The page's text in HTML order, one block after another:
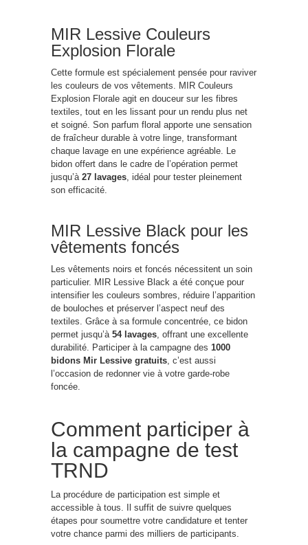
MIR Lessive Couleurs
Explosion Florale
Cette formule est spécialement pensée pour raviver
les couleurs de vos vêtements. MIR Couleurs
Explosion Florale agit en douceur sur les fibres
textiles, tout en les lissant pour un rendu plus net
et soigné. Son parfum floral apporte une sensation
de fraîcheur durable à votre linge, transformant
chaque lavage en une expérience agréable. Le
bidon offert dans le cadre de l’opération permet
jusqu’à 27 lavages , idéal pour tester pleinement
son efficacité.
MIR Lessive Black pour les
vêtements foncés
Les vêtements noirs et foncés nécessitent un soin
particulier. MIR Lessive Black a été conçue pour
intensifier les couleurs sombres, réduire l’apparition
de bouloches et préserver l’aspect neuf des
textiles. Grâce à sa formule concentrée, ce bidon
permet jusqu’à 54 lavages , offrant une excellente
durabilité. Participer à la campagne des 1000
bidons Mir Lessive gratuits , c’est aussi
l’occasion de redonner vie à votre garde-robe
foncée.
Comment participer à
la campagne de test
TRND
La procédure de participation est simple et
accessible à tous. Il suffit de suivre quelques
étapes pour soumettre votre candidature et tenter
votre chance parmi des milliers de participants.